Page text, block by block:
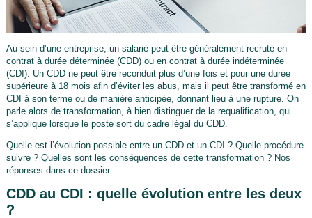
Au sein d’une entreprise, un salarié peut être généralement recruté en
contrat à durée déterminée (CDD) ou en contrat à durée indéterminée
(CDI). Un CDD ne peut être reconduit plus d’une fois et pour une durée
supérieure à 18 mois afin d’éviter les abus, mais il peut être transformé en
CDI à son terme ou de manière anticipée, donnant lieu à une rupture. On
parle alors de transformation, à bien distinguer de la requalification, qui
s’applique lorsque le poste sort du cadre légal du CDD.
Quelle est l’évolution possible entre un CDD et un CDI ? Quelle procédure
suivre ? Quelles sont les conséquences de cette transformation ? Nos
réponses dans ce dossier.
CDD au CDI : quelle évolution entre les deux
?